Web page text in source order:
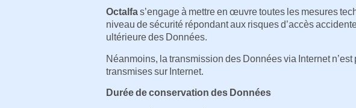
Octalfas’engage à mettre en œuvre toutes les mesures
niveau de sécurité répondant aux risques d’accès
ultérieure des Données.
Néanmoins, la transmission des Données via Internet
transmises sur Internet.
Durée de conservation des Données